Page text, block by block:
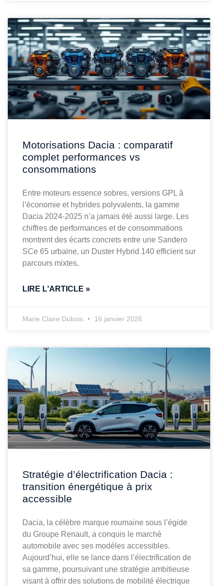
Motorisations Dacia : comparatif
complet performances vs
consommations
Entre moteurs essence sobres, versions GPL à
l’économie et hybrides polyvalents, la gamme
Dacia 2024-2025 n’a jamais été aussi large. Les
chiffres de performances et de consommations
montrent des écarts concrets entre une Sandero
SCe 65 urbaine, un Duster Hybrid 140 efficient sur
parcours mixtes,
LIRE L'ARTICLE »
Marie Claire Dubois 16 janvier 2026
Stratégie d’électrification Dacia :
transition énergétique à prix
accessible
Dacia, la célèbre marque roumaine sous l’égide
du Groupe Renault, a conquis le marché
automobile avec ses modèles accessibles.
Aujourd’hui, elle se lance dans l’électrification de
sa gamme, poursuivant une stratégie ambitieuse
visant à offrir des solutions de mobilité électrique